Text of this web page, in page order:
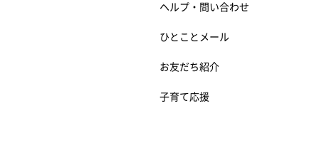
ヘルプ・問い合わせ
ひとことメール
お友だち紹介
子育て応援